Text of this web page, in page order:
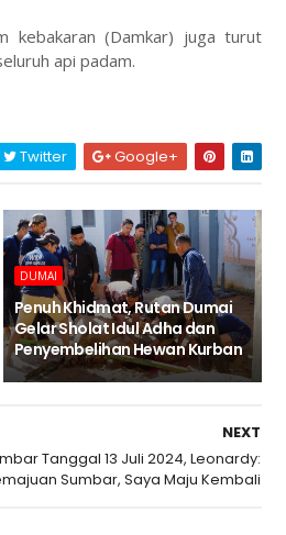
kebakaran (Damkar) juga turut
api padam.
Twitter Google+
DUMAI
Penuh Khidmat, Rutan Dumai
Gelar Sholat Idul Adha dan
Penyembelihan Hewan Kurban
NEXT
Tanggal 13 Juli 2024, Leonardy:
Sumbar, Saya Maju Kembali